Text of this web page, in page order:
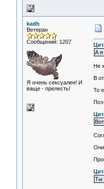
kadh
Ветеран
Сообщений: 1207
Я очень сексуален! И
ваще - прелесть!
А я
Не
В
То
Они
Ты